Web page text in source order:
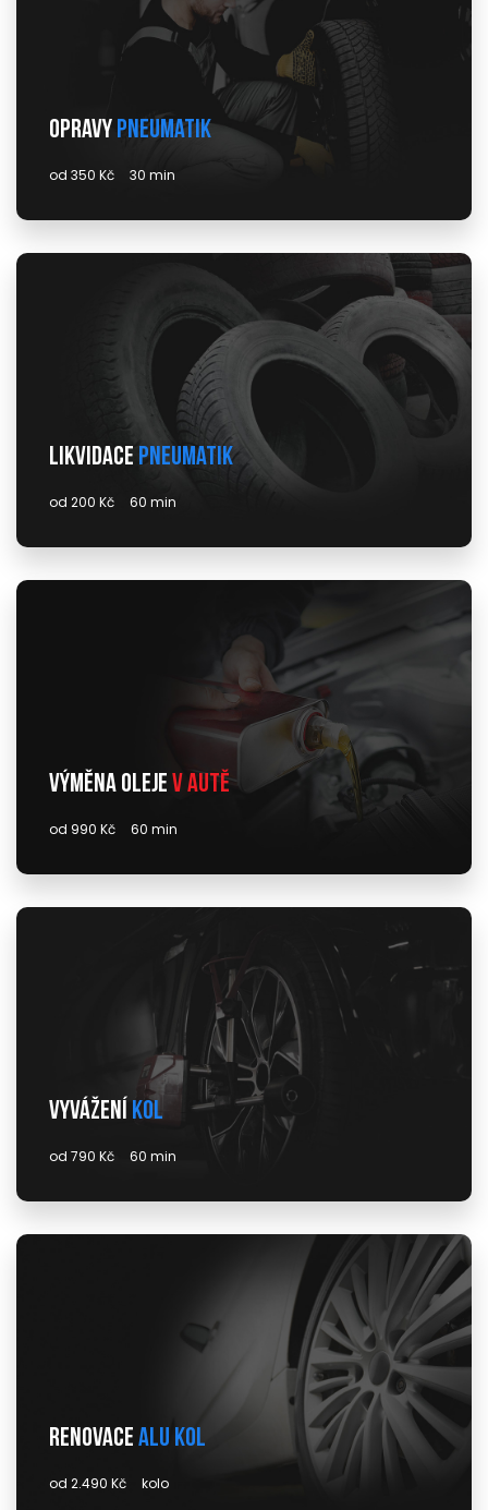
Opravy pneumatik
od 350 Kč 30 min
Likvidace pneumatik
od 200 Kč 60 min
Výměna oleje v autě
od 990 Kč 60 min
Vyvážení kol
od 790 Kč 60 min
Renovace alu kol
od 2.490 Kč kolo